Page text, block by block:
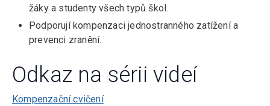
žáky a studenty všech typů škol.
Podporují kompenzaci jednostranného zatížení a
prevenci zranění.
Odkaz na sérii videí
Kompenzační cvičení